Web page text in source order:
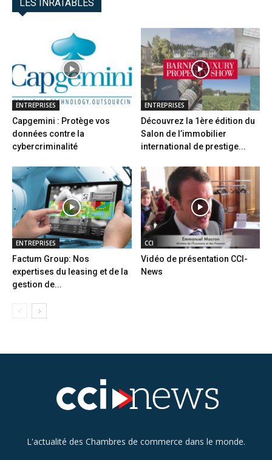
LES INRATABLES
ENTREPRISES
Capgemini : Protège vos
données contre la
cybercriminalité
ENTREPRISES
Découvrez la 1ère édition du
Salon de l’immobilier
international de prestige...
ENTREPRISES
Factum Group: Nos
expertises du leasing et de la
gestion de...
CCI
Vidéo de présentation CCI-
News
L'actualité des Chambres de commerce dans le monde.